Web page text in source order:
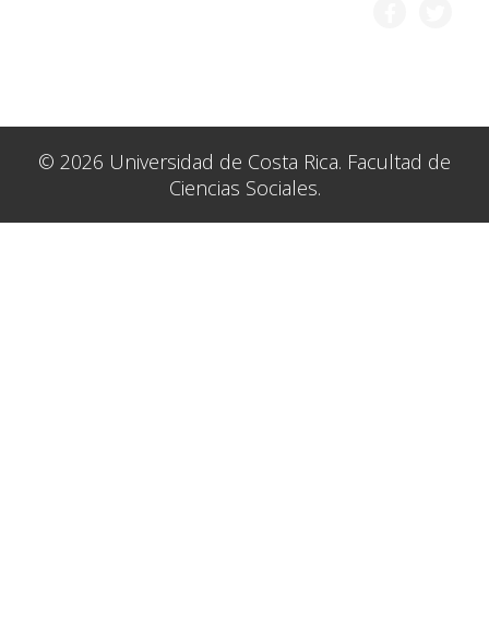
© 2026 Universidad de Costa Rica. Facultad de
Ciencias Sociales.